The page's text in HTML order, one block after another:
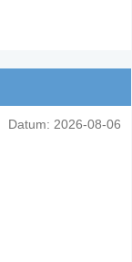
Datum: 2026-08-06